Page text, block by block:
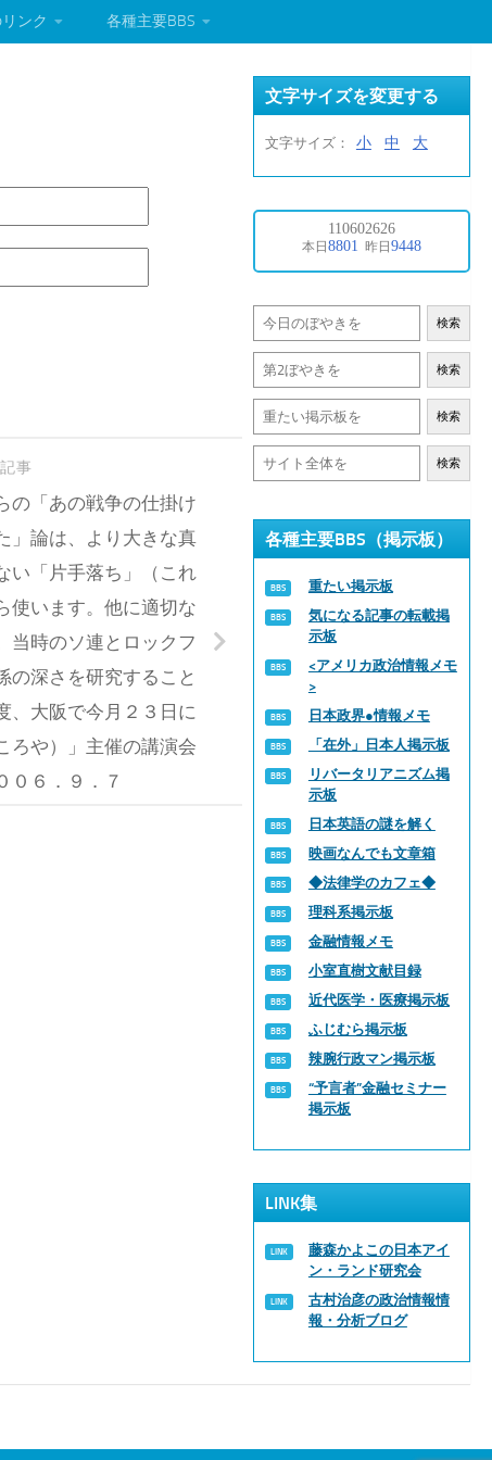
ンク 各種主要BBS
事
の「あの戦争の仕掛け
」論は、より大きな真
い「片手落ち」（これ
使います。他に適切な
当時のソ連とロックフ
の深さを研究すること
大阪で今月２３日に
ろや）」主催の講演会
６．９．７
文字サイズを変更する
文字サイズ： 小 中 大
検索
検索
検索
検索
各種主要BBS（掲示板）
重たい掲示板
気になる記事の転載掲
示板
<アメリカ政治情報メモ
>
日本政界●情報メモ
「在外」日本人掲示板
リバータリアニズム掲
示板
日本英語の謎を解く
映画なんでも文章箱
◆法律学のカフェ◆
理科系掲示板
金融情報メモ
小室直樹文献目録
近代医学・医療掲示板
ふじむら掲示板
辣腕行政マン掲示板
“予言者”金融セミナー
掲示板
LINK集
藤森かよこの日本アイ
ン・ランド研究会
古村治彦の政治情報情
報・分析ブログ